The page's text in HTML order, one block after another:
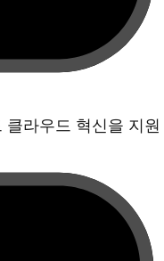
라우드 혁신을 지원